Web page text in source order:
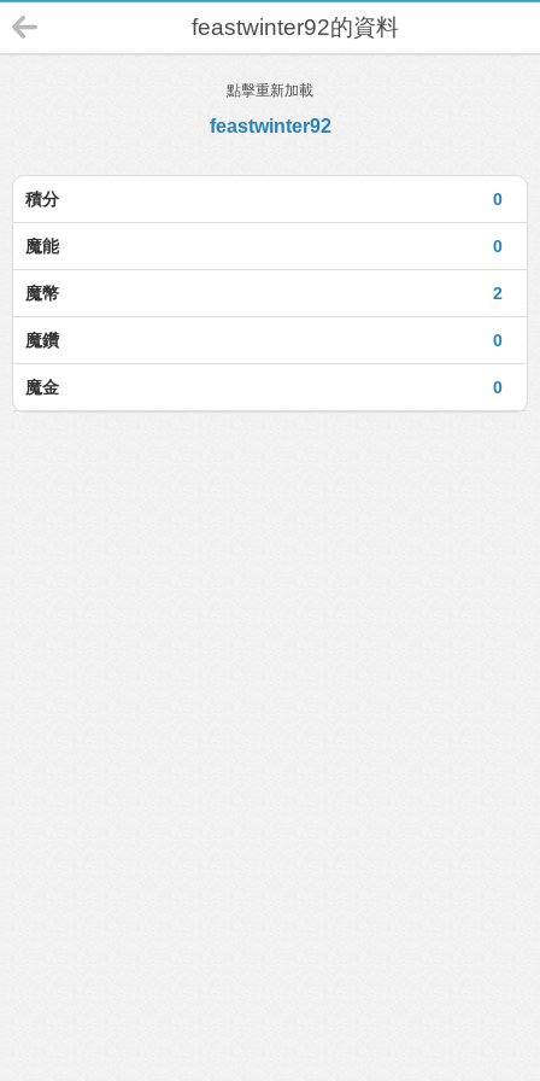
feastwinter92的資料
點擊重新加載
feastwinter92
0
積分
0
魔能
2
魔幣
0
魔鑽
0
魔金